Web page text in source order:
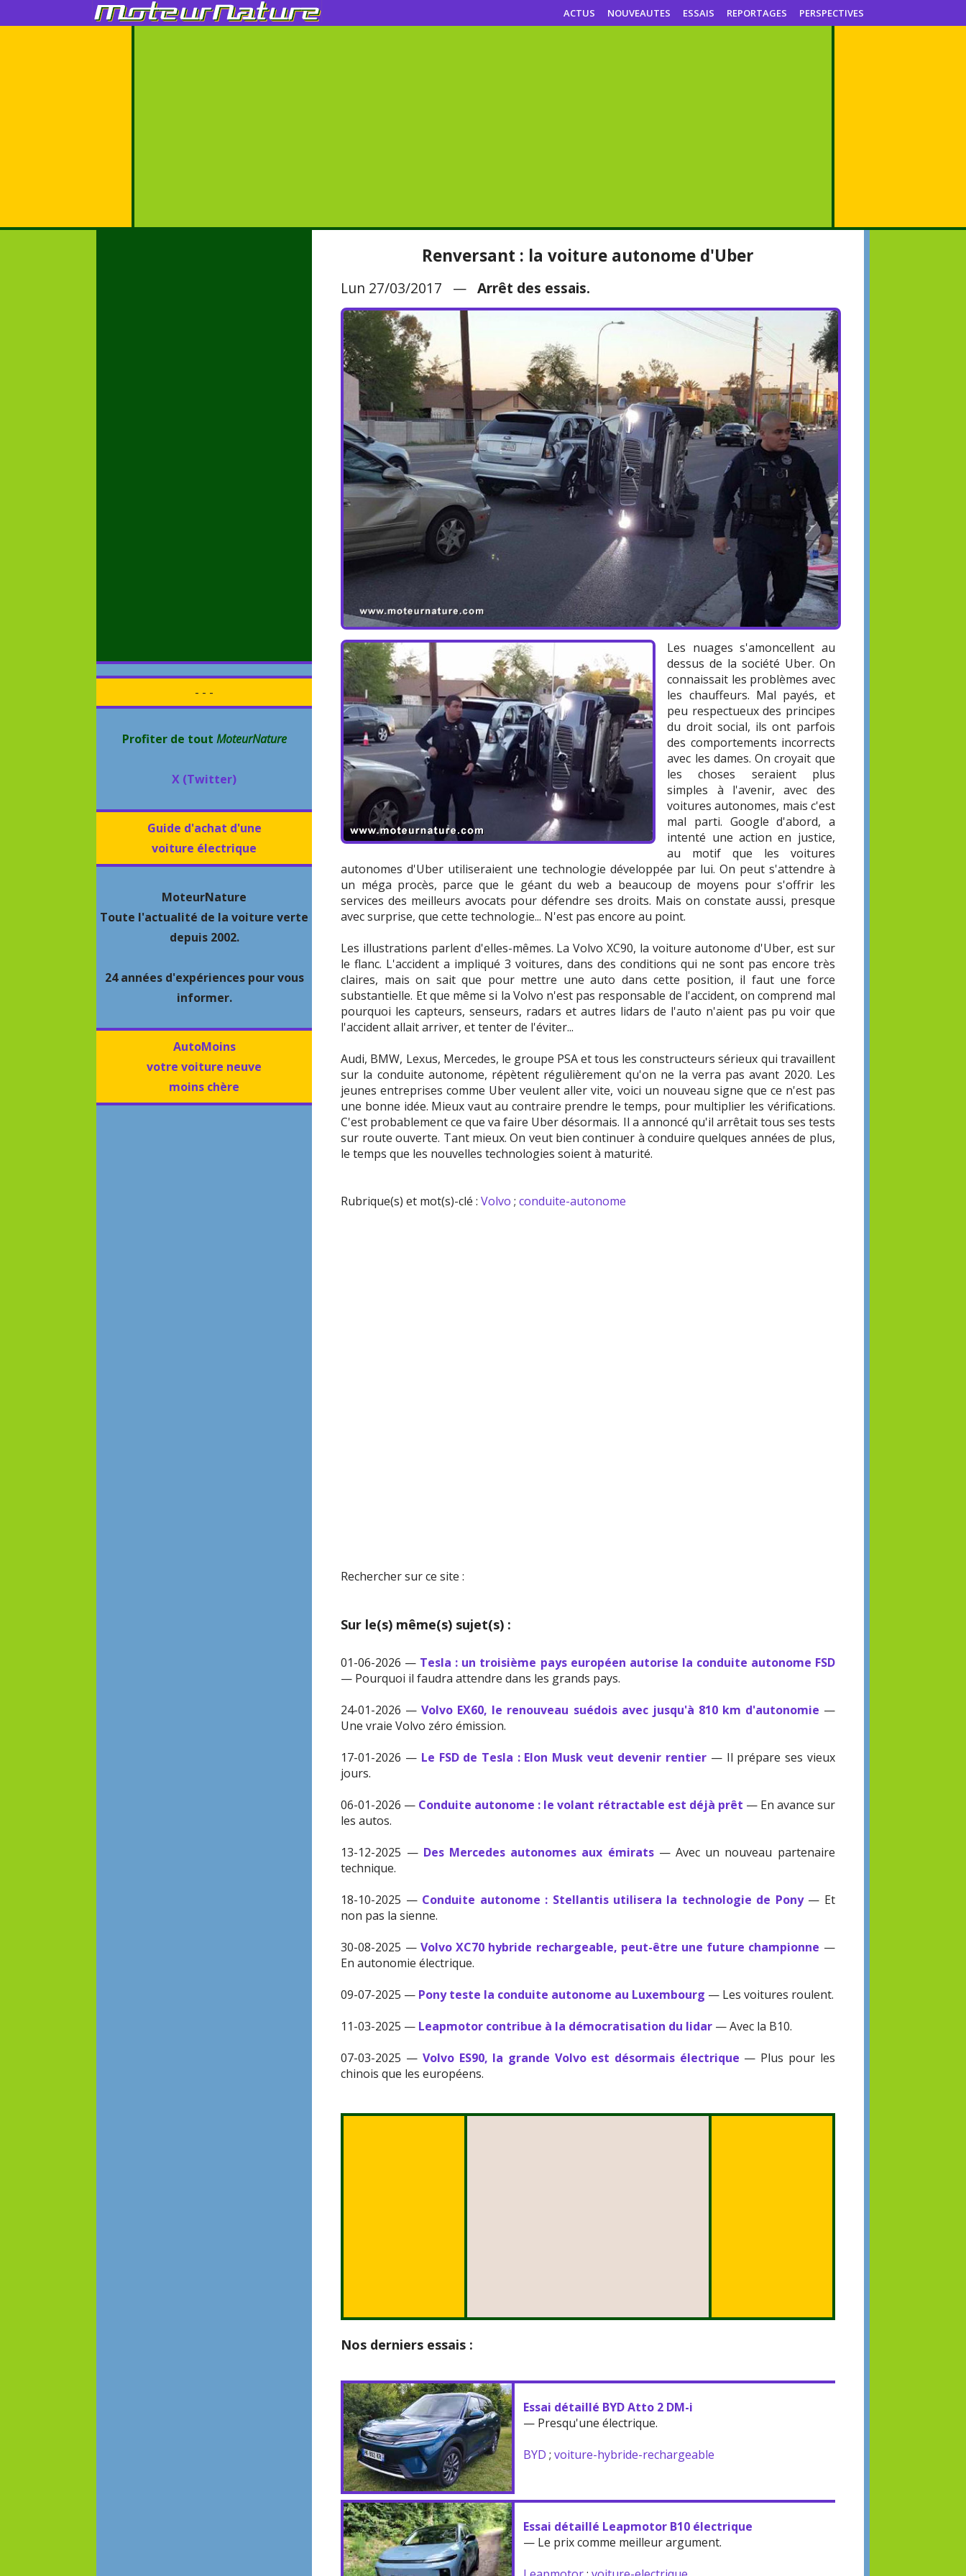
ACTUS NOUVEAUTES ESSAIS REPORTAGES PERSPECTIVES
- - -
Profiter de tout MoteurNature
X (Twitter)
Guide d'achat d'une
voiture électrique
MoteurNature
Toute l'actualité de la voiture verte
depuis 2002.
24 années d'expériences pour vous
informer.
AutoMoins
votre voiture neuve
moins chère
Renversant : la voiture autonome d'Uber
Lun 27/03/2017 —Arrêt des essais.
Les nuages s'amoncellent au
dessus de la société Uber. On
connaissait les problèmes avec
les chauffeurs. Mal payés, et
peu respectueux des principes
du droit social, ils ont parfois
des comportements incorrects
avec les dames. On croyait que
les choses seraient plus
simples à l'avenir, avec des
voitures autonomes, mais c'est
mal parti. Google d'abord, a
intenté une action en justice,
au motif que les voitures
autonomes d'Uber utiliseraient une technologie développée par lui. On peut s'attendre à
un méga procès, parce que le géant du web a beaucoup de moyens pour s'offrir les
services des meilleurs avocats pour défendre ses droits. Mais on constate aussi, presque
avec surprise, que cette technologie... N'est pas encore au point.
Les illustrations parlent d'elles-mêmes. La Volvo XC90, la voiture autonome d'Uber, est sur
le flanc. L'accident a impliqué 3 voitures, dans des conditions qui ne sont pas encore très
claires, mais on sait que pour mettre une auto dans cette position, il faut une force
substantielle. Et que même si la Volvo n'est pas responsable de l'accident, on comprend mal
pourquoi les capteurs, senseurs, radars et autres lidars de l'auto n'aient pas pu voir que
l'accident allait arriver, et tenter de l'éviter...
Audi, BMW, Lexus, Mercedes, le groupe PSA et tous les constructeurs sérieux qui travaillent
sur la conduite autonome, répètent régulièrement qu'on ne la verra pas avant 2020. Les
jeunes entreprises comme Uber veulent aller vite, voici un nouveau signe que ce n'est pas
une bonne idée. Mieux vaut au contraire prendre le temps, pour multiplier les vérifications.
C'est probablement ce que va faire Uber désormais. Il a annoncé qu'il arrêtait tous ses tests
sur route ouverte. Tant mieux. On veut bien continuer à conduire quelques années de plus,
le temps que les nouvelles technologies soient à maturité.
Rubrique(s) et mot(s)-clé :Volvo ;conduite-autonome
Rechercher sur ce site :
Sur le(s) même(s) sujet(s) :
01-06-2026 — Tesla : un troisième pays européen autorise la conduite autonome FSD
— Pourquoi il faudra attendre dans les grands pays.
24-01-2026 —Volvo EX60, le renouveau suédois avec jusqu'à 810 km d'autonomie —
Une vraie Volvo zéro émission.
17-01-2026 — Le FSD de Tesla : Elon Musk veut devenir rentier — Il prépare ses vieux
jours.
06-01-2026 — Conduite autonome : le volant rétractable est déjà prêt — En avance sur
les autos.
13-12-2025 — Des Mercedes autonomes aux émirats— Avec un nouveau partenaire
technique.
18-10-2025 — Conduite autonome : Stellantis utilisera la technologie de Pony— Et
non pas la sienne.
30-08-2025 — Volvo XC70 hybride rechargeable, peut-être une future championne —
En autonomie électrique.
09-07-2025 — Pony teste la conduite autonome au Luxembourg — Les voitures roulent.
11-03-2025 — Leapmotor contribue à la démocratisation du lidar — Avec la B10.
07-03-2025 — Volvo ES90, la grande Volvo est désormais électrique — Plus pour les
chinois que les européens.
Nos derniers essais :
Essai détaillé BYD Atto 2 DM-i
— Presqu'une électrique.
BYD ;voiture-hybride-rechargeable
Essai détaillé Leapmotor B10 électrique
— Le prix comme meilleur argument.